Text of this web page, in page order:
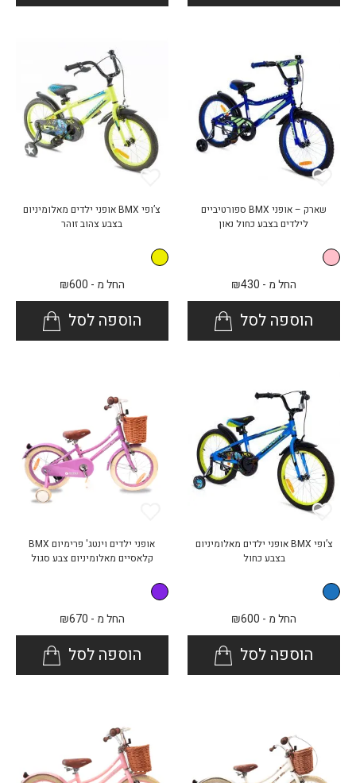
שארק – אופני BMX ספורטיביים
לילדים בצבע כחול נאון
החל מ - ₪430
הוספה לסל
צ’ופי BMX אופני ילדים מאלומיניום
בצבע צהוב זוהר
החל מ - ₪600
הוספה לסל
צ’ופי BMX אופני ילדים מאלומיניום
בצבע כחול
החל מ - ₪600
הוספה לסל
אופני ילדים וינטג' פרימיום BMX
קלאסיים מאלומיניום צבע סגול
החל מ - ₪670
הוספה לסל